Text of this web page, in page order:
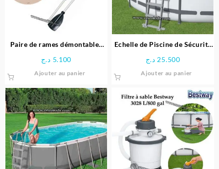
Paire de rames démontables
145cm-Bestway
5.100 د.ج
Ajouter au panier
Echelle de Piscine de Sécurité
Extérieur | Bestway
25.500 د.ج
Ajouter au panier